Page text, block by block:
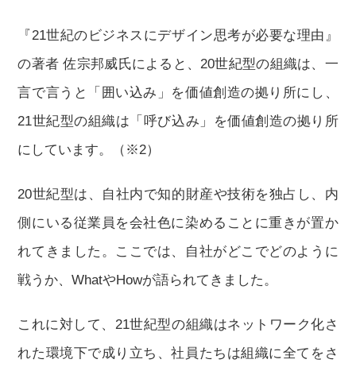
『21世紀のビジネスにデザイン思考が必要な理由』
の著者 佐宗邦威氏によると、20世紀型の組織は、一
言で言うと「囲い込み」を価値創造の拠り所にし、
21世紀型の組織は「呼び込み」を価値創造の拠り所
にしています。（※2）
20世紀型は、自社内で知的財産や技術を独占し、内
側にいる従業員を会社色に染めることに重きが置か
れてきました。ここでは、自社がどこでどのように
戦うか、WhatやHowが語られてきました。
これに対して、21世紀型の組織はネットワーク化さ
れた環境下で成り立ち、社員たちは組織に全てをさ